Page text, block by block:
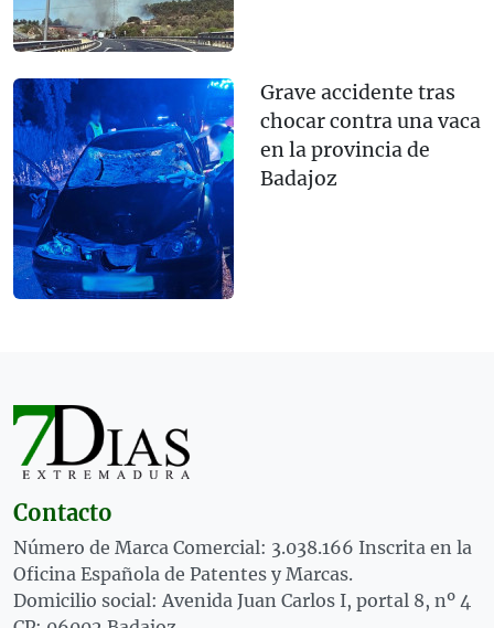
Grave accidente tras
chocar contra una vaca
en la provincia de
Badajoz
Contacto
Número de Marca Comercial: 3.038.166 Inscrita en la
Oficina Española de Patentes y Marcas.
Domicilio social: Avenida Juan Carlos I, portal 8, nº 4